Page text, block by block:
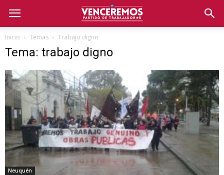
Inicio Temas Trabajo digno
Tema: trabajo digno
Neuquén